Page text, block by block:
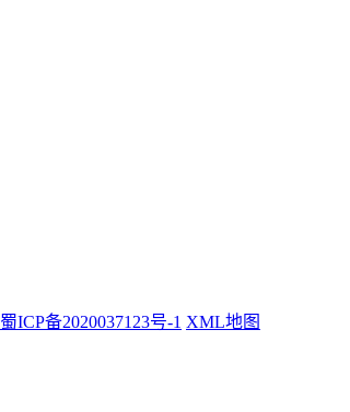
蜀ICP备2020037123号-1 XML地图